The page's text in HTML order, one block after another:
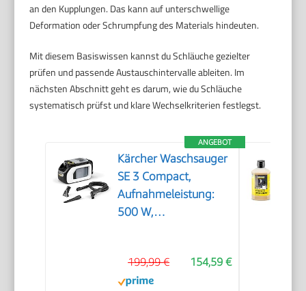
an den Kupplungen. Das kann auf unterschwellige
Deformation oder Schrumpfung des Materials hindeuten.
Mit diesem Basiswissen kannst du Schläuche gezielter
prüfen und passende Austauschintervalle ableiten. Im
nächsten Abschnitt geht es darum, wie du Schläuche
systematisch prüfst und klare Wechselkriterien festlegst.
ANGEBOT
Kärcher Waschsauger
SE 3 Compact,
Aufnahmeleistung:
500 W,
Gewicht: 4,1 kg,
Sprühsaugschlauch,
154,59 €
199,99 €